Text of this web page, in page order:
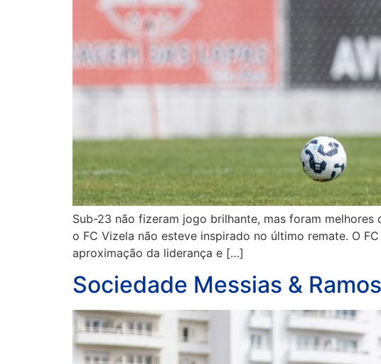
Sub-23 não fizeram jogo brilhante, mas foram
o FC Vizela não esteve inspirado no último remate. O
aproximação da liderança e […]
Sociedade Messias &